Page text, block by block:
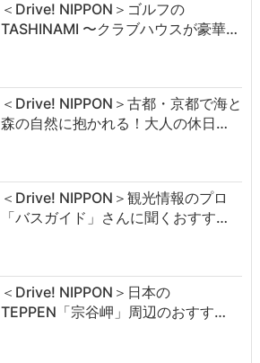
＜Drive! NIPPON＞ゴルフの
TASHINAMI 〜クラブハウスが豪華…
＜Drive! NIPPON＞古都・京都で海と
森の自然に抱かれる！大人の休日…
＜Drive! NIPPON＞観光情報のプロ
「バスガイド」さんに聞くおすす…
＜Drive! NIPPON＞日本の
TEPPEN「宗谷岬」周辺のおすす…